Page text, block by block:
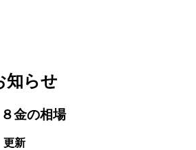
金の相場
新